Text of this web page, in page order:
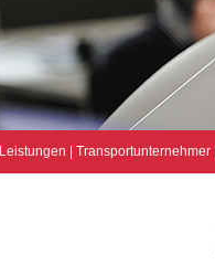
Leistungen Transportunternehmer